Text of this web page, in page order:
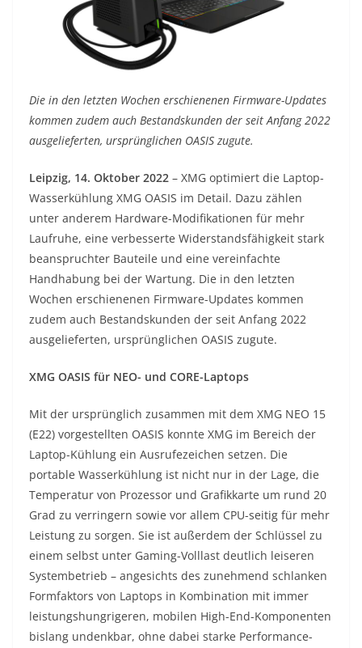
Die in den letzten Wochen erschienenen Firmware-Updates
kommen zudem auch Bestandskunden der seit Anfang 2022
ausgelieferten, ursprünglichen OASIS zugute.
Leipzig, 14. Oktober 2022 – XMG optimiert die Laptop-
Wasserkühlung XMG OASIS im Detail. Dazu zählen
unter anderem Hardware-Modifikationen für mehr
Laufruhe, eine verbesserte Widerstandsfähigkeit stark
beanspruchter Bauteile und eine vereinfachte
Handhabung bei der Wartung. Die in den letzten
Wochen erschienenen Firmware-Updates kommen
zudem auch Bestandskunden der seit Anfang 2022
ausgelieferten, ursprünglichen OASIS zugute.
XMG OASIS für NEO- und CORE-Laptops
Mit der ursprünglich zusammen mit dem XMG NEO 15
(E22) vorgestellten OASIS konnte XMG im Bereich der
Laptop-Kühlung ein Ausrufezeichen setzen. Die
portable Wasserkühlung ist nicht nur in der Lage, die
Temperatur von Prozessor und Grafikkarte um rund 20
Grad zu verringern sowie vor allem CPU-seitig für mehr
Leistung zu sorgen. Sie ist außerdem der Schlüssel zu
einem selbst unter Gaming-Volllast deutlich leiseren
Systembetrieb – angesichts des zunehmend schlanken
Formfaktors von Laptops in Kombination mit immer
leistungshungrigeren, mobilen High-End-Komponenten
bislang undenkbar, ohne dabei starke Performance-